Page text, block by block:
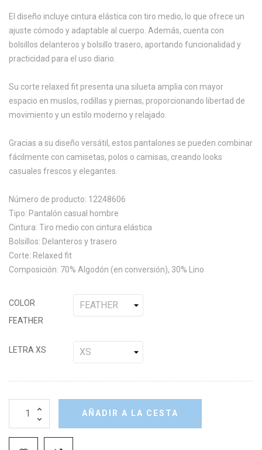
El diseño incluye cintura elástica con tiro medio, lo que ofrece un
ajuste cómodo y adaptable al cuerpo. Además, cuenta con
bolsillos delanteros y bolsillo trasero, aportando funcionalidad y
practicidad para el uso diario.
Su corte relaxed fit presenta una silueta amplia con mayor
espacio en muslos, rodillas y piernas, proporcionando libertad de
movimiento y un estilo moderno y relajado.
Gracias a su diseño versátil, estos pantalones se pueden combinar
fácilmente con camisetas, polos o camisas, creando looks
casuales frescos y elegantes.
Número de producto: 12248606
Tipo: Pantalón casual hombre
Cintura: Tiro medio con cintura elástica
Bolsillos: Delanteros y trasero
Corte: Relaxed fit
Composición: 70% Algodón (en conversión), 30% Lino
COLOR
FEATHER
LETRA XS
AÑADIR A LA CESTA